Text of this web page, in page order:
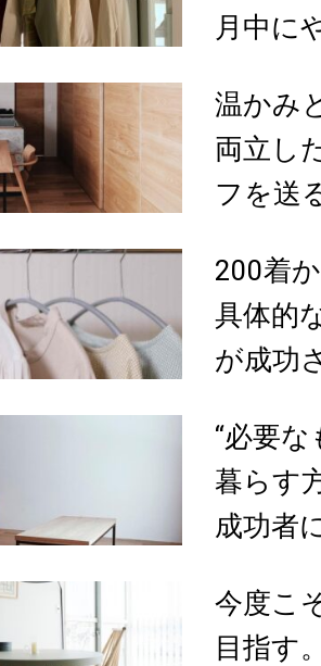
月中に
温かみ
両立し
フを送
200着
具体的
が成功
“必要
暮らす
成功者
今度こ
目指す